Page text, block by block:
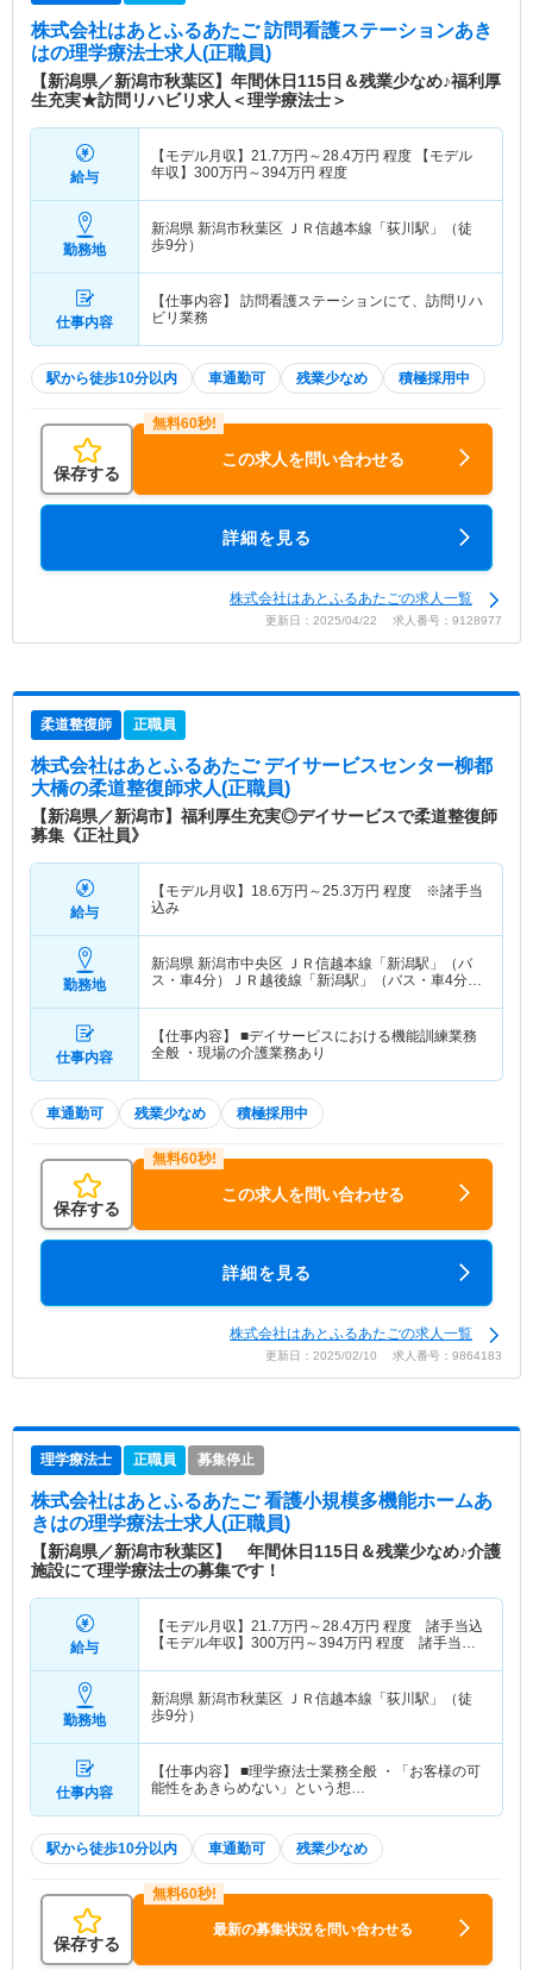
株式会社はあとふるあたご 訪問看護ステーションあき
はの理学療法士求人(正職員)
【新潟県／新潟市秋葉区】年間休日115日＆残業少なめ♪福利厚
生充実★訪問リハビリ求人＜理学療法士＞
給与
【モデル月収】 21.7万円～28.4万円 程度 【モデル
年収】 300万円～394万円 程度
勤務地
新潟県 新潟市秋葉区 ＪＲ信越本線「荻川駅」（徒
歩9分）
仕事内容
【仕事内容】 訪問看護ステーションにて、訪問リハ
ビリ業務
駅から徒歩10分以内 車通勤可 残業少なめ 積極採用中
保存する
この求人を問い合わせる
詳細を見る
株式会社はあとふるあたごの求人一覧
更新日：2025/04/22 求人番号：9128977
柔道整復師 正職員
株式会社はあとふるあたご デイサービスセンター柳都
大橋の柔道整復師求人(正職員)
【新潟県／新潟市】福利厚生充実◎デイサービスで柔道整復師
募集《正社員》
給与
【モデル月収】 18.6万円～25.3万円 程度 ※諸手当
込み
勤務地
新潟県 新潟市中央区 ＪＲ信越本線「新潟駅」（バ
ス・車4分）ＪＲ越後線「新潟駅」（バス・車4分）
仕事内容
【仕事内容】 ■デイサービスにおける機能訓練業務
全般 ・現場の介護業務あり
車通勤可 残業少なめ 積極採用中
保存する
この求人を問い合わせる
詳細を見る
株式会社はあとふるあたごの求人一覧
更新日：2025/02/10 求人番号：9864183
理学療法士 正職員 募集停止
株式会社はあとふるあたご 看護小規模多機能ホームあ
きはの理学療法士求人(正職員)
【新潟県／新潟市秋葉区】 年間休日115日＆残業少なめ♪介護
施設にて理学療法士の募集です！
給与
【モデル月収】 21.7万円～28.4万円 程度 諸手当込
【モデル年収】 300万円～394万円 程度 諸手当・
勤務地
新潟県 新潟市秋葉区 ＪＲ信越本線「荻川駅」（徒
歩9分）
仕事内容
【仕事内容】 ■理学療法士業務全般 ・「お客様の可
能性をあきらめない」という想…
駅から徒歩10分以内 車通勤可 残業少なめ
保存する
最新の募集状況を問い合わせる